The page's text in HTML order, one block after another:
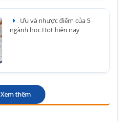
Ưu và nhược điểm của 5
ngành học Hot hiện nay
Xem thêm